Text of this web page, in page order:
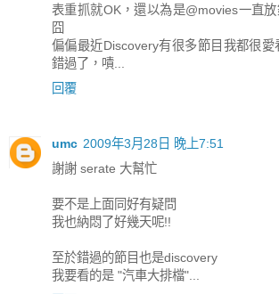
表重抓就OK，還以為是@movies一直放
囧
偏偏最近Discovery有很多節目我都很
錯過了，嘖...
回覆
umc 2009年3月28日 晚上7:51
謝謝 serate 大幫忙
要不是上面同好有疑問
我也納悶了好幾天呢!!
至於錯過的節目也是discovery
我要看的是 "汽車大排檔"...